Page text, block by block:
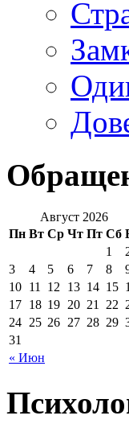
Август 2026
Пн Вт Ср Чт Пт Сб
« Июн
1
3
4 5 6 7 8
10 11 12 13 14 15
17 18 19 20 21 22
24 25 26 27 28 29
31